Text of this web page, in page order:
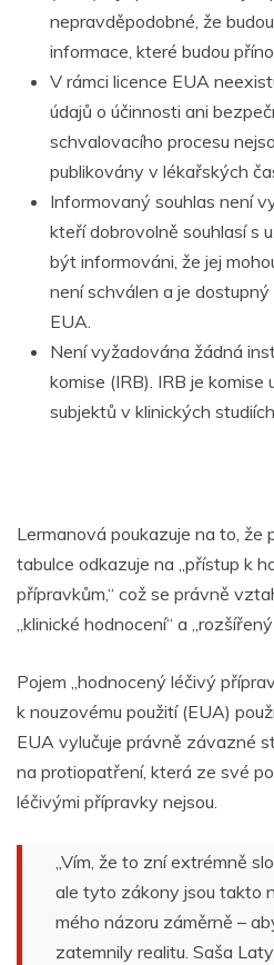
nepravděpodobné, že
informace, které budou
V rámci licence EUA
údajů o účinnosti ani
schvalovacího procesu
publikovány v lékařských
Informovaný souhlas není
kteří dobrovolně souhlasí s
být informováni, že jej
není schválen a je
EUA.
Není vyžadována žádná
komise (IRB). IRB je
subjektů v klinických
Lermanová poukazuje na to, že
tabulce odkazuje na „přístup k
přípravkům,“ což se právně
„klinické hodnocení“ a
Pojem „hodnocený léčivý
k nouzovému použití (EUA)
EUA vylučuje právně závazné
na protiopatření, která ze své
léčivými přípravky nejsou.
„Vím, že to zní extrémně
ale tyto zákony jsou takto
mého názoru záměrně –
zatemnily realitu. Saša